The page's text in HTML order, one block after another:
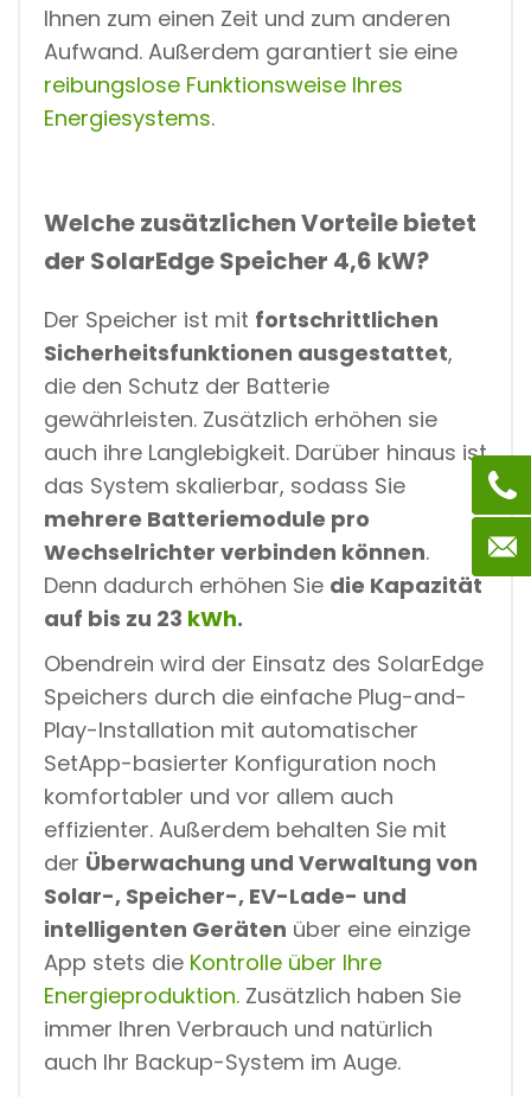
Ihnen zum einen Zeit und zum anderen
Aufwand. Außerdem garantiert sie eine
reibungslose Funktionsweise Ihres
Energiesystems.
Welche zusätzlichen Vorteile bietet
der SolarEdge Speicher 4,6 kW?
Der Speicher ist mit fortschrittlichen
Sicherheitsfunktionen ausgestattet,
die den Schutz der Batterie
gewährleisten. Zusätzlich erhöhen sie
auch ihre Langlebigkeit. Darüber hinaus ist
das System skalierbar, sodass Sie
mehrere Batteriemodule pro
Wechselrichter verbinden können.
Denn dadurch erhöhen Sie die Kapazität
auf bis zu 23 kWh.
Obendrein wird der Einsatz des SolarEdge
Speichers durch die einfache Plug-and-
Play-Installation mit automatischer
SetApp-basierter Konfiguration noch
komfortabler und vor allem auch
effizienter. Außerdem behalten Sie mit
der Überwachung und Verwaltung von
Solar-, Speicher-, EV-Lade- und
intelligenten Geräten über eine einzige
App stets die Kontrolle über Ihre
Energieproduktion. Zusätzlich haben Sie
immer Ihren Verbrauch und natürlich
auch Ihr Backup-System im Auge.